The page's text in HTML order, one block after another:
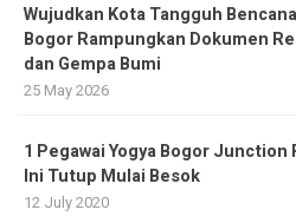
​Wujudkan Kota Tangguh
Bogor Rampungkan Dokumen
dan Gempa Bumi
25 May 2026
1 Pegawai Yogya Bogor
Ini Tutup Mulai Besok
12 July 2020